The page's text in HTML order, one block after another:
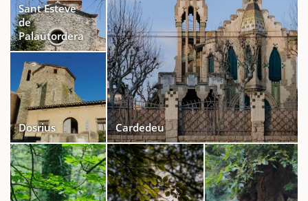
Sant Esteve
de
Palautordera
Dosrius Cardedeu